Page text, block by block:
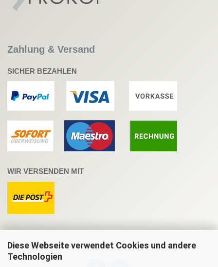
Diese Webseite verwendet Cookies und andere
Technologien
Zahlung & Versand
SICHER BEZAHLEN
WIR VERSENDEN MIT